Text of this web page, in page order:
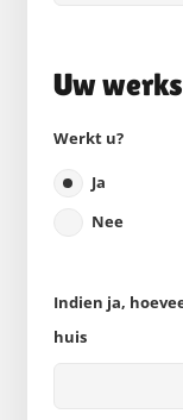
Uw
Werkt u?
Ja
Nee
Indien ja,
huis